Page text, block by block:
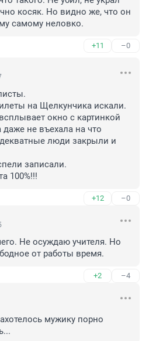
косяк. Но видно же, что он
самому неловко.
+11 –0
на Щелкунчика искали.
окно с картинкой
не въехала на что
люди закрыли и
записали.
100%!!!
+12 –0
Не осуждаю учителя. Но
от работы время.
+2 –4
мужику порно